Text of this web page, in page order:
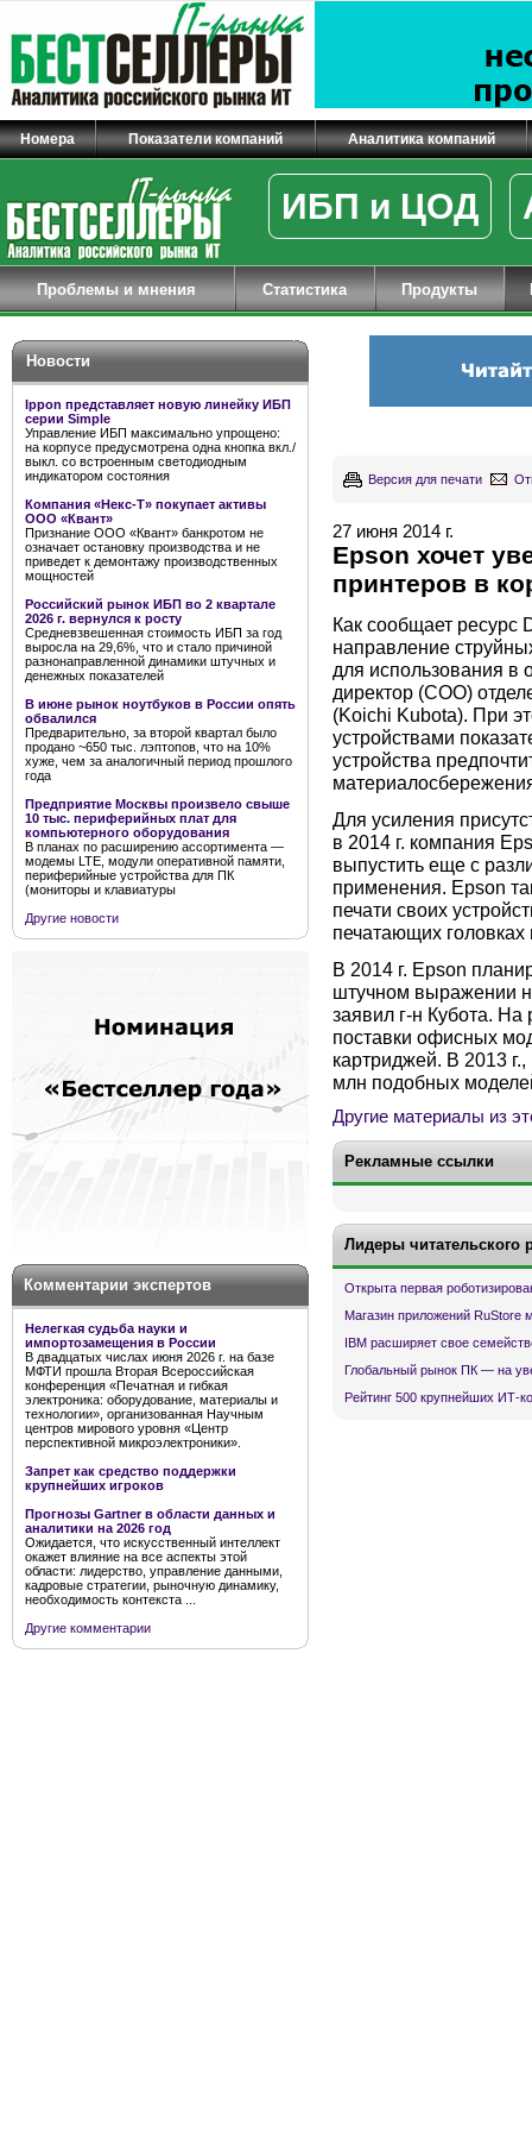
Номера Показатели компаний Аналитика компаний
ИБП и ЦОД
Проблемы и мнения Статистика Продукты
Новости
Ippon представляет новую линейку ИБП
серии Simple
Управление ИБП максимально упрощено:
на корпусе предусмотрена одна кнопка вкл./
выкл. со встроенным светодиодным
индикатором состояния
Компания «Некс-Т» покупает активы
ООО «Квант»
Признание ООО «Квант» банкротом не
означает остановку производства и не
приведет к демонтажу производственных
мощностей
Российский рынок ИБП во 2 квартале
2026 г. вернулся к росту
Средневзвешенная стоимость ИБП за год
выросла на 29,6%, что и стало причиной
разнонаправленной динамики штучных и
денежных показателей
В июне рынок ноутбуков в России опять
обвалился
Предварительно, за второй квартал было
продано ~650 тыс. лэптопов, что на 10%
хуже, чем за аналогичный период прошлого
года
Предприятие Москвы произвело свыше
10 тыс. периферийных плат для
компьютерного оборудования
В планах по расширению ассортимента —
модемы LTE, модули оперативной памяти,
периферийные устройства для ПК
(мониторы и клавиатуры
Другие новости
Комментарии экспертов
Нелегкая судьба науки и
импортозамещения в России
В двадцатых числах июня 2026 г. на базе
МФТИ прошла Вторая Всероссийская
конференция «Печатная и гибкая
электроника: оборудование, материалы и
технологии», организованная Научным
центров мирового уровня «Центр
перспективной микроэлектроники».
Запрет как средство поддержки
крупнейших игроков
Прогнозы Gartner в области данных и
аналитики на 2026 год
Ожидается, что искусственный интеллект
окажет влияние на все аспекты этой
области: лидерство, управление данными,
кадровые стратегии, рыночную динамику,
необходимость контекста ...
Другие комментарии
Версия для печати
27 июня 2014 г.
Epson хочет
принтеров в
Как сообщает ресурс
направление
для использования в
директор (COO)
(Koichi Kubota). При
устройствами
устройства
Для усиления
в 2014 г. компания
выпустить еще с
применения. Epson
печати своих
печатающих
В 2014 г. Epson
штучном выражении
заявил г-н Кубота.
поставки офисных
картриджей. В 2013
млн подобных
Другие материалы из
Рекламные ссылки
Лидеры читательского
Открыта первая
Магазин приложений RuStore
IBM расширяет свое
Глобальный рынок ПК — на
Рейтинг 500 крупнейших ИТ-